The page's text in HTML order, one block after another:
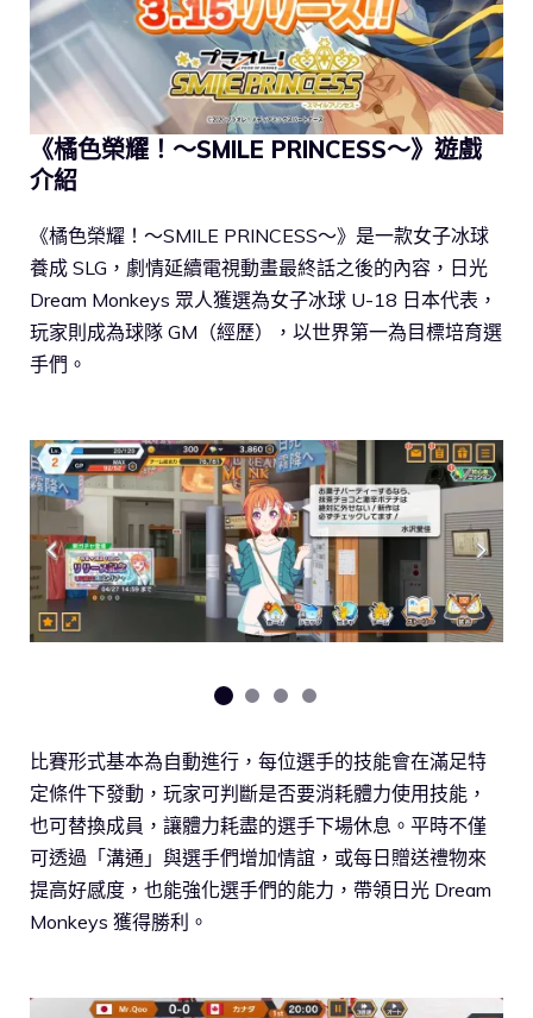
《橘色榮耀！～SMILE PRINCESS～》遊戲
介紹
《橘色榮耀！～SMILE PRINCESS～》是一款女子冰球
養成 SLG，劇情延續電視動畫最終話之後的內容，日光
Dream Monkeys 眾人獲選為女子冰球 U-18 日本代表，
玩家則成為球隊 GM（經歷），以世界第一為目標培育選
手們。
比賽形式基本為自動進行，每位選手的技能會在滿足特
定條件下發動，玩家可判斷是否要消耗體力使用技能，
也可替換成員，讓體力耗盡的選手下場休息。平時不僅
可透過「溝通」與選手們增加情誼，或每日贈送禮物來
提高好感度，也能強化選手們的能力，帶領日光 Dream
Monkeys 獲得勝利。